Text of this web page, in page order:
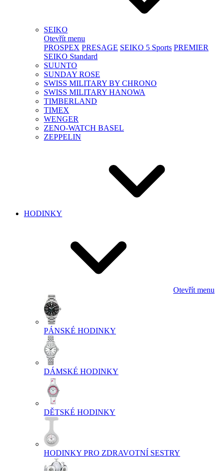
SEIKO
Otevřít menu
PROSPEX PRESAGE SEIKO 5 Sports PREMIER
SEIKO Standard
SUUNTO
SUNDAY ROSE
SWISS MILITARY BY CHRONO
SWISS MILITARY HANOWA
TIMBERLAND
TIMEX
WENGER
ZENO-WATCH BASEL
ZEPPELIN
HODINKY
Otevřít menu
PÁNSKÉ HODINKY
DÁMSKÉ HODINKY
DĚTSKÉ HODINKY
HODINKY PRO ZDRAVOTNÍ SESTRY